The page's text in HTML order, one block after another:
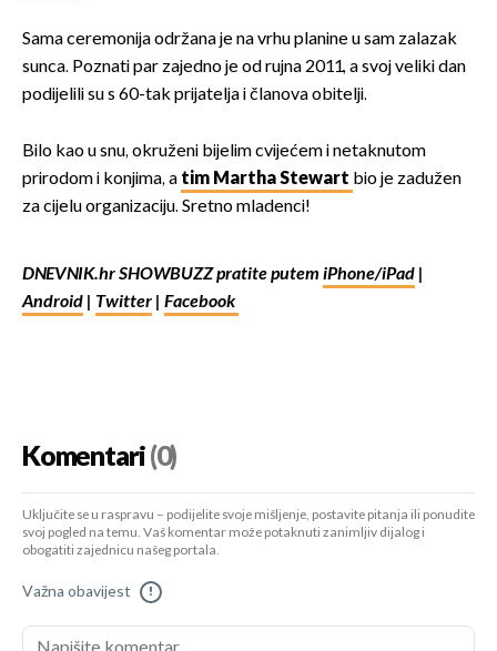
Sama ceremonija održana je na vrhu planine u sam zalazak
sunca. Poznati par zajedno je od rujna 2011., a svoj veliki dan
podijelili su s 60-tak prijatelja i članova obitelji.
Bilo kao u snu, okruženi bijelim cvijećem i netaknutom
prirodom i konjima, a tim Martha Stewart bio je zadužen
za cijelu organizaciju. Sretno mladenci!
DNEVNIK.hr SHOWBUZZ pratite putem iPhone/iPad |
Android | Twitter | Facebook
Komentari(0)
Uključite se u raspravu – podijelite svoje mišljenje, postavite pitanja ili ponudite
svoj pogled na temu. Vaš komentar može potaknuti zanimljiv dijalog i
obogatiti zajednicu našeg portala.
Važna obavijest !